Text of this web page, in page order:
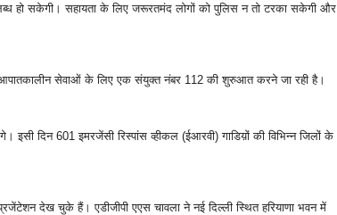
हो सकेगी। सहायता के लिए जरूरतमंद लोगों को पुलिस न तो टरका सकेगी और
सेवाओं के लिए एक संयुक्त नंबर 112 की शुरुआत करने जा रही है।
दिन 601 इमरजेंसी रिस्पांस व्हीकल (ईआरवी) गाडिय़ों की विभिन्न जिलों के
देख चुके हैं। एडीजीपी एएस चावला ने नई दिल्ली स्थित हरियाणा भवन में